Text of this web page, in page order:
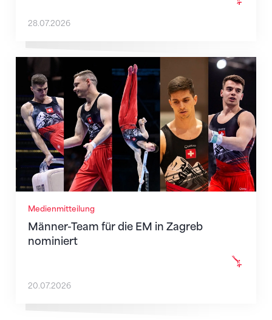
28.07.2026
Medienmitteilung
Männer-Team für die EM in Zagreb
nominiert
Männer-Team für die EM in Zagreb nominiert
20.07.2026